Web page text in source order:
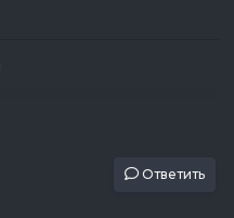
Ответить